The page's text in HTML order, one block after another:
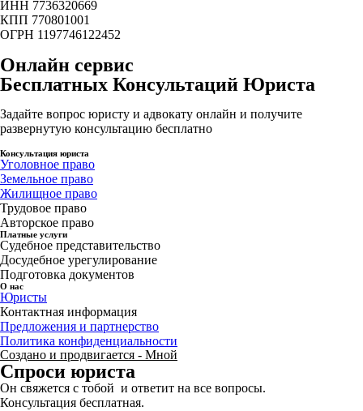
ИНН 7736320669
КПП 770801001
ОГРН 1197746122452
Онлайн сервис
Бесплатных Консультаций Юриста
Задайте вопрос юристу и адвокату онлайн и получите
развернутую консультацию бесплатно
Консультация юриста
Уголовное право
Земельное право
Жилищное право
Трудовое право
Авторское право
Платные услуги
Судебное представительство
Досудебное урегулирование
Подготовка документов
О нас
Юристы
Контактная информация
Предложения и партнерство
Политика конфиденциальности
Создано и продвигается - Мной
Спроси юриста
Он свяжется с тобой и ответит на все вопросы.
Консультация бесплатная.